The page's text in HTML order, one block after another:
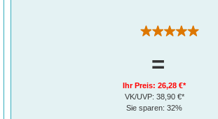
(1)
=
Ihr Preis:26,28 €*
VK/UVP: 38,90 €*
Sie sparen:32%